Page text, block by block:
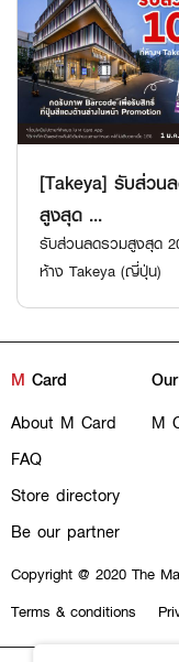
[Takeya] รับส่วน
สูงสุด ...
รับส่วนลดรวมสูงสุด
ห้าง Takeya (ญี่ปุ่น)
M Card
About M Card
FAQ
Store directory
Be our partner
M
Copyright @ 2020 The
Terms & conditions